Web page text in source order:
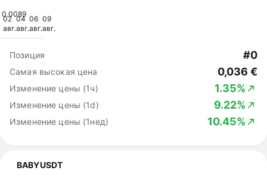
02
авг.
04
авг.
06
авг.
09
авг.
0.0089
Позиция #0
Самая высокая цена 0,036 €
Изменение цены (1ч) 1.35%
Изменение цены (1d) 9.22%
Изменение цены (1нед) 10.45%
BABYUSDT